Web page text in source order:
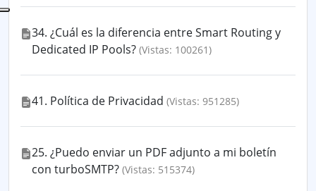
34. ¿Cuál es la diferencia entre Smart Routing y
Dedicated IP Pools? (Vistas: 100261)
41. Política de Privacidad (Vistas: 951285)
25. ¿Puedo enviar un PDF adjunto a mi boletín
con turboSMTP? (Vistas: 515374)